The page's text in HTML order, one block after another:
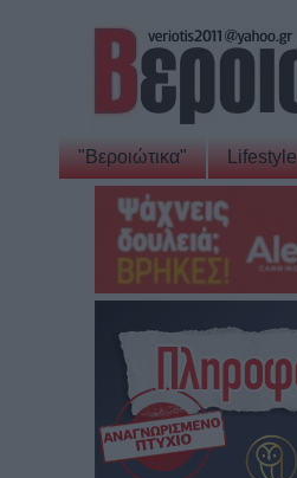
"Βεροιώτικα" Lifestyle